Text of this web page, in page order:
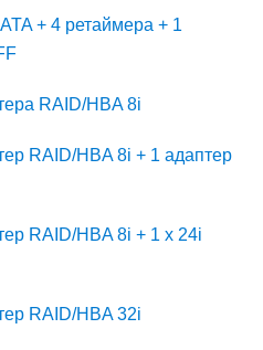
+ 4 ретаймера + 1
RAID/HBA 8i
RAID/HBA 8i + 1 адаптер
RAID/HBA 8i + 1 x 24i
RAID/HBA 32i